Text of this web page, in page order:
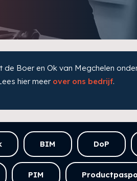
de Boer en Ok van Megchelen
hier meer over ons bedrijf.
BIM DoP
PIM